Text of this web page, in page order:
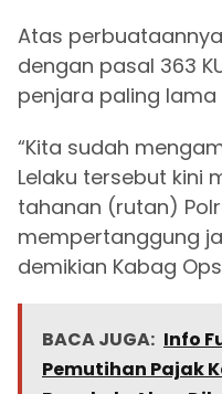
Atas
dengan pasal 363
penjara paling lama
“Kita sudah
Lelaku tersebut kini
tahanan (rutan)
mempertanggung
demikian Kabag
BACA JUGA: Info
Pemutihan Pajak